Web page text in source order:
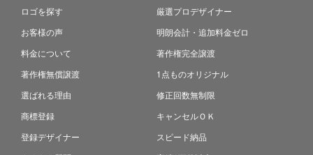
ロゴを探す
お客様の声
料金について
著作権無償譲渡
選ばれる理由
商標登録
登録デザイナー
厳選プロデザイナー
明朗会計・追加料金ゼロ
著作権完全譲渡
1点ものオリジナル
修正回数無制限
キャンセルＯＫ
スピード納品